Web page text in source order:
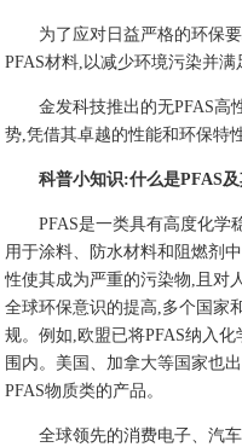
为了应对日益严格的环保
PFAS材料,以减少环境污染并满
金发科技推出的无PFAS高
势,凭借其卓越的性能和环保特
科普小知识:什么是PFAS
PFAS是一类具有高度化学
用于涂料、防水材料和阻燃剂
性使其成为严重的污染物,且对
全球环保意识的提高,多个国家
规。例如,欧盟已将PFAS纳入
围内。美国、加拿大等国家也
PFAS物质类的产品。
全球领先的消费电子、汽